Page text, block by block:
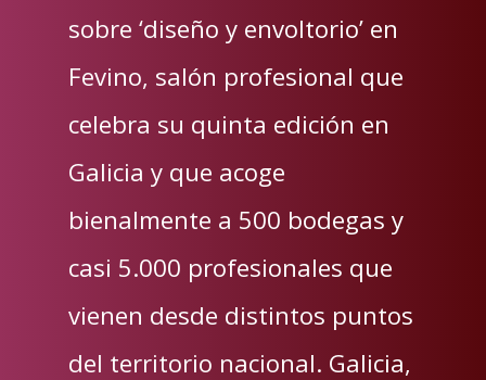
sobre ‘diseño y envoltorio’ en
Fevino, salón profesional que
celebra su quinta edición en
Galicia y que acoge
bienalmente a 500 bodegas y
casi 5.000 profesionales que
vienen desde distintos puntos
del territorio nacional. Galicia,